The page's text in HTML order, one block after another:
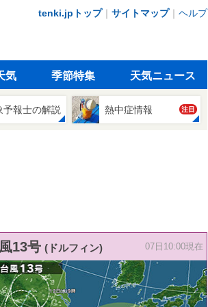
tenki.jpトップ｜ サイトマップ｜ ヘルプ
気 季節特集 天気ニュース
予報士の解説 熱中症情報 注目
13号 (ドルフィン) 07日10:00現在